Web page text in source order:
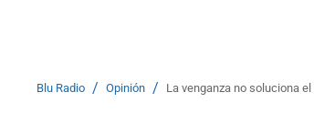
Blu Radio / Opinión / La venganza no soluciona